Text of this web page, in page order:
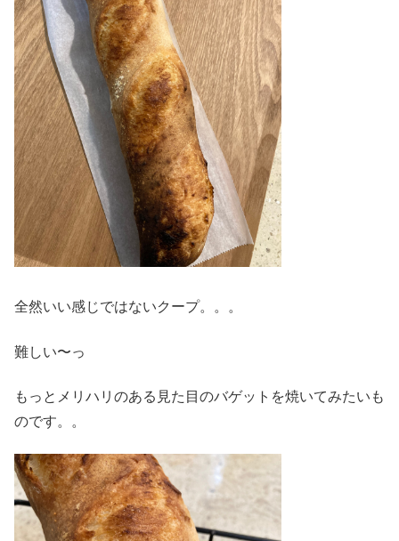
全然いい感じではないクープ。。。
難しい〜っ
もっとメリハリのある見た目のバゲットを焼いてみたいも
のです。。